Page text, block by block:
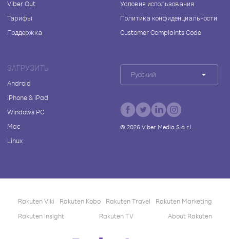
Viber Out
Тарифы
Поддержка
Условия использования
Политика конфиденциальности
Customer Complaints Code
ЗАГРУЗИТЬ
Android
iPhone & iPad
Windows PC
Mac
Linux
Русский
© 2026Viber Media S.à r.l.
Rakuten Viki Rakuten Kobo Rakuten Travel
Rakuten Marketing
Rakuten Insight
Rakuten TV About Rakuten